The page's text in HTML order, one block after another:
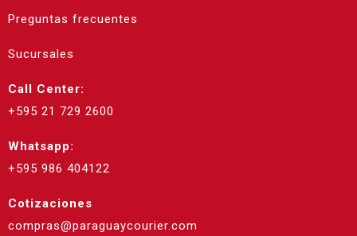
Preguntas frecuentes
Sucursales
Call Center:
+595 21 729 2600
Whatsapp:
+595 986 404122
Cotizaciones
compras@paraguaycourier.com